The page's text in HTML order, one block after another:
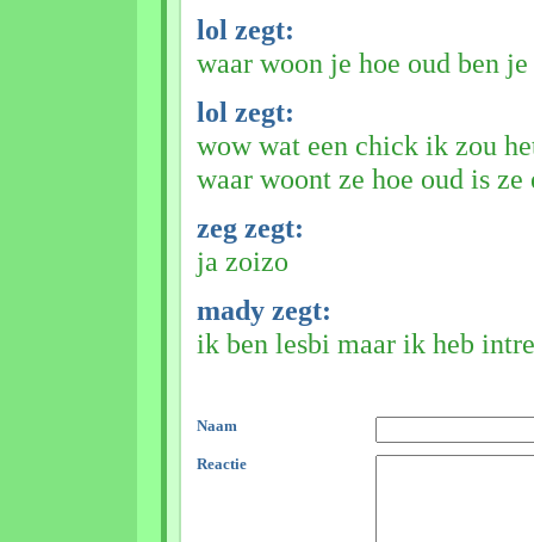
lol zegt:
waar woon je hoe oud ben
lol zegt:
wow wat een chick ik zou
waar woont ze hoe oud is
zeg zegt:
ja zoizo
mady zegt:
ik ben lesbi maar ik heb
Naam
Reactie